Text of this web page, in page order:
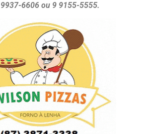
6606 ou 9 9155-5555.